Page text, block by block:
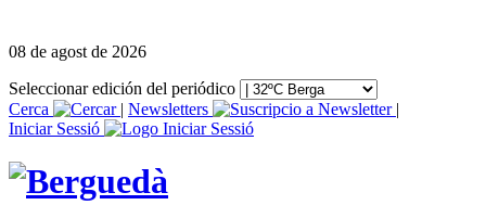
08 de agost de 2026
Seleccionar edición del periódico
Cerca
| Newsletters
|
Iniciar Sessió